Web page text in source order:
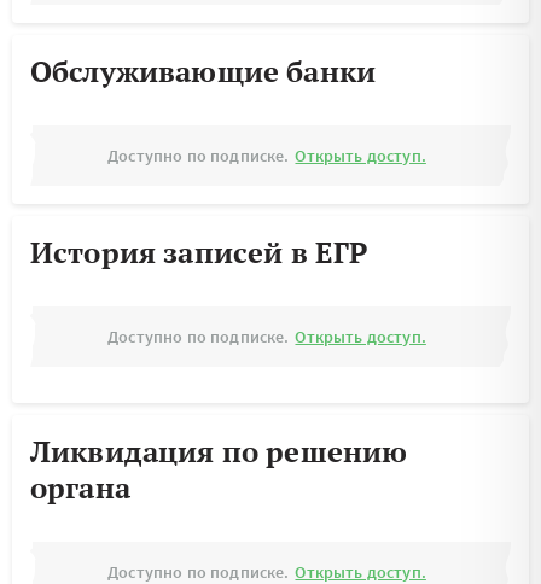
Обслуживающие банки
Доступно по подписке. Открыть доступ.
История записей в ЕГР
Доступно по подписке. Открыть доступ.
Ликвидация по решению
органа
Доступно по подписке. Открыть доступ.